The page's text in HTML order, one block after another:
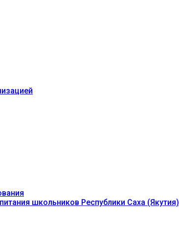
школьников Республики Саха (Якутия)